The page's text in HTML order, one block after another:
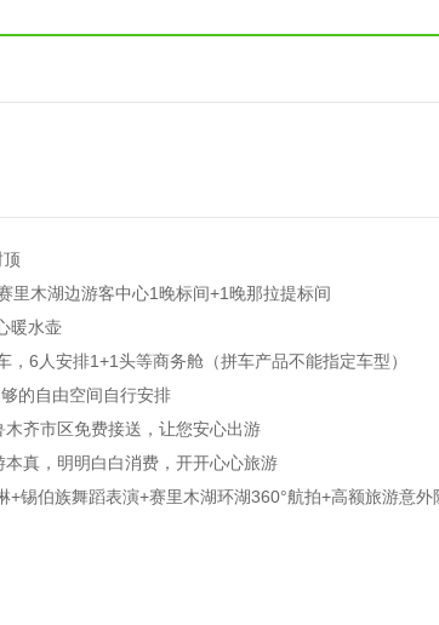
里木湖边游客中心1晚标间+1晚那拉提标间
暖水壶
6人安排1+1头等商务舱（拼车产品不能指定车型）
的自由空间自行安排
齐市区免费接送，让您安心出游
本真，明明白白消费，开开心心旅游
+锡伯族舞蹈表演+赛里木湖环湖360°航拍+高额旅游意外